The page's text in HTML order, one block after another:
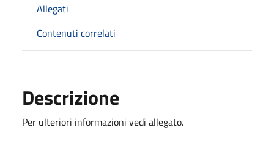
Allegati
Contenuti correlati
Descrizione
Per ulteriori informazioni vedi allegato.